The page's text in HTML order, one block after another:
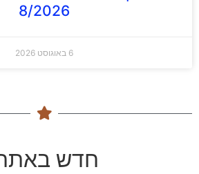
8/2026
6 באוגוסט 2026
חדש